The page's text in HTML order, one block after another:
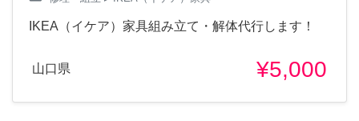
IKEA（イケア）家具組み立て・解体代行します！
山口県 ¥5,000